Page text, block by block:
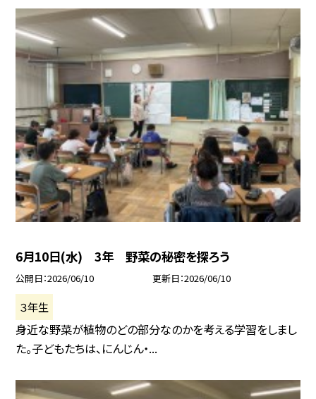
6月10日(水) 3年 野菜の秘密を探ろう
公開日 2026/06/10 更新日 2026/06/10
３年生
身近な野菜が植物のどの部分なのかを考える学習をしまし
た。子どもたちは、にんじん・...